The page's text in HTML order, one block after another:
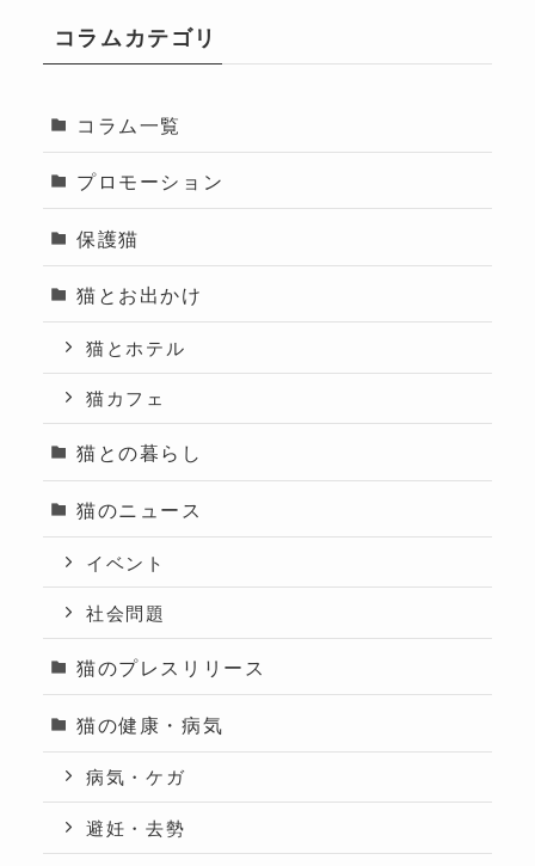
コラムカテゴリ
コラム一覧
プロモーション
保護猫
猫とお出かけ
猫とホテル
猫カフェ
猫との暮らし
猫のニュース
イベント
社会問題
猫のプレスリリース
猫の健康・病気
病気・ケガ
避妊・去勢